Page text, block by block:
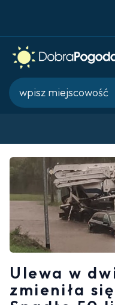
Ulewa w
zmieniła